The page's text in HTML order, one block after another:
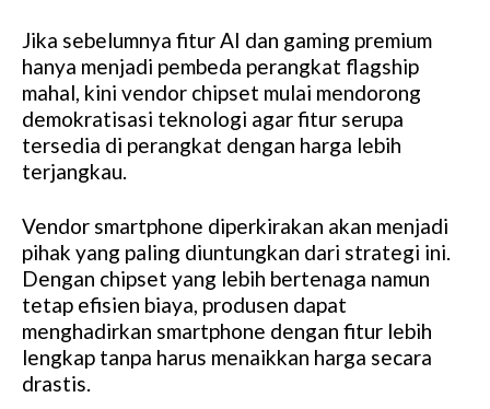
Jika sebelumnya fitur AI dan gaming premium
hanya menjadi pembeda perangkat flagship
mahal, kini vendor chipset mulai mendorong
demokratisasi teknologi agar fitur serupa
tersedia di perangkat dengan harga lebih
terjangkau.
Vendor smartphone diperkirakan akan menjadi
pihak yang paling diuntungkan dari strategi ini.
Dengan chipset yang lebih bertenaga namun
tetap efisien biaya, produsen dapat
menghadirkan smartphone dengan fitur lebih
lengkap tanpa harus menaikkan harga secara
drastis.